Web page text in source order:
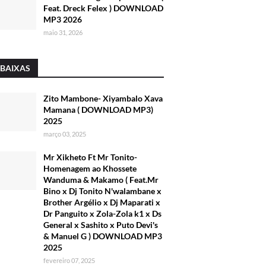
Feat. Dreck Felex ) DOWNLOAD
MP3 2026
maio 31, 2026
Zito Mambone- Xiyambalo Xava
Mamana ( DOWNLOAD MP3)
2025
março 03, 2025
Mr Xikheto Ft Mr Tonito-
Homenagem ao Khossete
Wanduma & Makamo ( Feat.Mr
Bino x Dj Tonito N'walambane x
Brother Argélio x Dj Maparati x
Dr Panguito x Zola-Zola k1 x Ds
General x Sashito x Puto Devi's
& Manuel G ) DOWNLOAD MP3
2025
fevereiro 07, 2025